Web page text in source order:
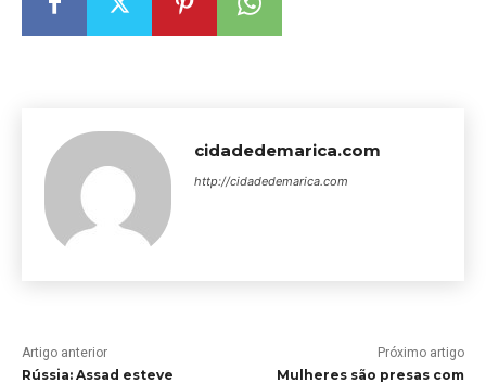
cidadedemarica.com
http://cidadedemarica.com
Artigo anterior
Rússia: Assad esteve
Próximo artigo
Mulheres são presas com